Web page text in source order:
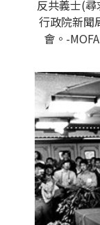
反共義士(
行政院新聞
會。-